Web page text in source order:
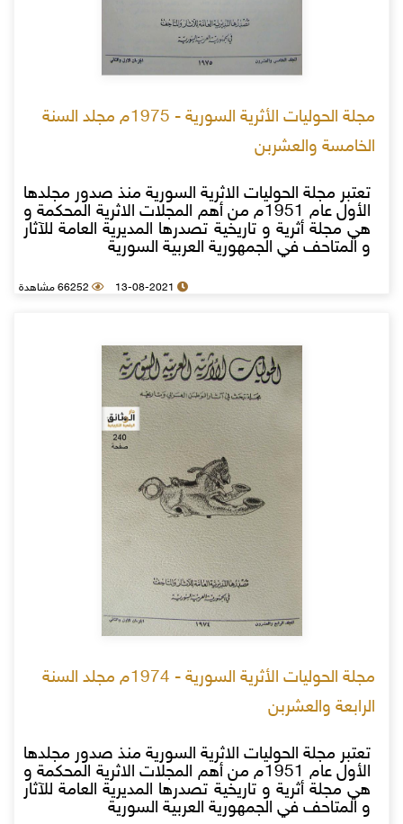
مجلة الحوليات الأثرية السورية - 1975م مجلد السنة
الخامسة والعشربن
تعتبر مجلة الحوليات الاثرية السورية منذ صدور مجلدها
الأول عام 1951م من أهم المجلات الاثرية المحكمة و
هي مجلة أثرية و تاريخية تصدرها المديرية العامة للآثار
و المتاحف في الجمهورية العربية السورية
13-08-2021 66252 مشاهدة
مجلة الحوليات الأثرية السورية - 1974م مجلد السنة
الرابعة والعشربن
تعتبر مجلة الحوليات الاثرية السورية منذ صدور مجلدها
الأول عام 1951م من أهم المجلات الاثرية المحكمة و
هي مجلة أثرية و تاريخية تصدرها المديرية العامة للآثار
و المتاحف في الجمهورية العربية السورية